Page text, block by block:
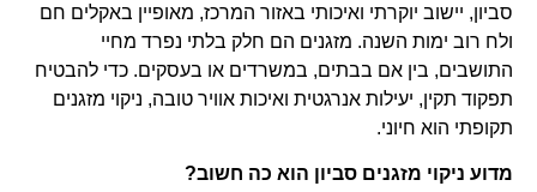
סביון, יישוב יוקרתי ואיכותי באזור המרכז, מאופיין באקלים חם
ולח רוב ימות השנה. מזגנים הם חלק בלתי נפרד מחיי
התושבים, בין אם בבתים, במשרדים או בעסקים. כדי להבטיח
תפקוד תקין, יעילות אנרגטית ואיכות אוויר טובה, ניקוי מזגנים
תקופתי הוא חיוני.
מדוע ניקוי מזגנים סביון הוא כה חשוב?